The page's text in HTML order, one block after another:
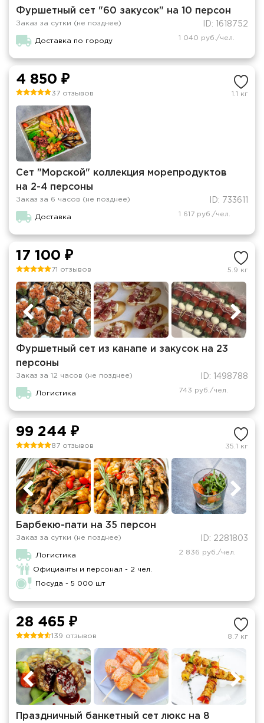
Фуршетный сет "60 закусок" на 10 персон
Заказ за сутки (не позднее) ID: 1618752
Доставка по городу 1 040 руб./чел.
4 850 ₽
37 отзывов 1.1 кг
Сет "Морской" коллекция морепродуктов
на 2-4 персоны
Заказ за 6 часов (не позднее) ID: 733611
Доставка 1 617 руб./чел.
17 100 ₽
71 отзывов 5.9 кг
Фуршетный сет из канапе и закусок на 23
персоны
Заказ за 12 часов (не позднее) ID: 1498788
Логистика 743 руб./чел.
99 244 ₽
87 отзывов 35.1 кг
Барбекю-пати на 35 персон
Заказ за сутки (не позднее) ID: 2281803
Логистика
Официанты и персонал - 2 чел.
Посуда - 5 000 шт
2 836 руб./чел.
28 465 ₽
139 отзывов 8.7 кг
Праздничный банкетный сет люкс на 8